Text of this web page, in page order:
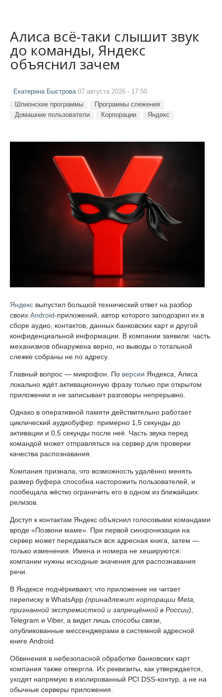
Алиса всё-таки слышит звук
до команды, Яндекс
объяснил зачем
Екатерина Быстрова 07 августа 2026 - 17:50
Шпионские программы
Программы слежения
Домашние пользователи
Корпорации Яндекс
Яндекс выпустил большой технический ответ на разбор
своих Android-приложений, автор которого заподозрил их в
сборе аудио, контактов, данных банковских карт и другой
конфиденциальной информации. В компании заявили: часть
механизмов обнаружена верно, но выводы о тотальной
слежке собраны не по адресу.
Главный вопрос — микрофон. По версии Яндекса, Алиса
локально ждёт активационную фразу только при открытом
приложении и не записывает разговоры непрерывно.
Однако в оперативной памяти действительно работает
циклический аудиобуфер: примерно 1,5 секунды до
активации и 0,5 секунды после неё. Часть звука перед
командой может отправляться на сервер для проверки
качества распознавания.
Компания признала, что возможность удалённо менять
размер буфера способна насторожить пользователей, и
пообещала жёстко ограничить его в одном из ближайших
релизов.
Доступ к контактам Яндекс объяснил голосовыми командами
вроде «Позвони маме». При первой синхронизации на
сервер может передаваться вся адресная книга, затем —
только изменения. Имена и номера не хешируются:
компании нужны исходные значения для распознавания
речи.
В Яндексе подчёркивают, что приложение не читает
переписку в WhatsApp (принадлежит корпорации Meta,
признанной экстремисткой и запрещённой в России),
Telegram и Viber, а видит лишь способы связи,
опубликованные мессенджерами в системной адресной
книге Android.
Обвинения в небезопасной обработке банковских карт
компания также отвергла. Их реквизиты, как утверждается,
уходят напрямую в изолированный PCI DSS-контур, а не на
обычные серверы приложения.